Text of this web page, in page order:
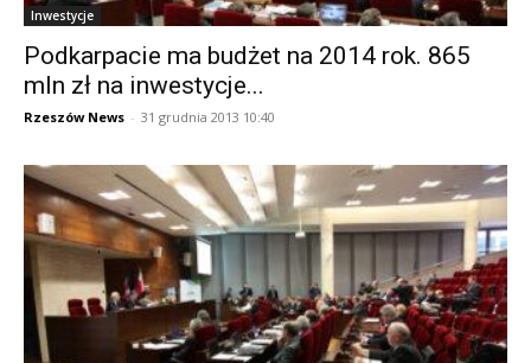
Inwestycje
Podkarpacie ma budżet na 2014 rok. 865
mln zł na inwestycje...
Rzeszów News - 31 grudnia 2013 10:40